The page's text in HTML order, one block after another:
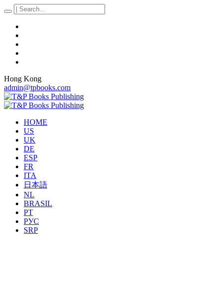
Hong Kong
admin@tpbooks.com
HOME
US
UK
DE
ESP
FR
ITA
日本語
NL
BRASIL
PT
РУС
SRP